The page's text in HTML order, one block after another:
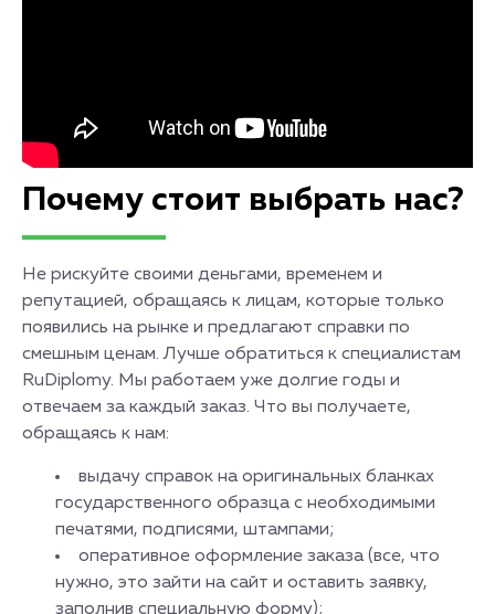
Почему стоит выбрать нас?
Не рискуйте своими деньгами, временем и
репутацией, обращаясь к лицам, которые только
появились на рынке и предлагают справки по
смешным ценам. Лучше обратиться к специалистам
RuDiplomy. Мы работаем уже долгие годы и
отвечаем за каждый заказ. Что вы получаете,
обращаясь к нам:
выдачу справок на оригинальных бланках
государственного образца с необходимыми
печатями, подписями, штампами;
оперативное оформление заказа (все, что
нужно, это зайти на сайт и оставить заявку,
заполнив специальную форму);